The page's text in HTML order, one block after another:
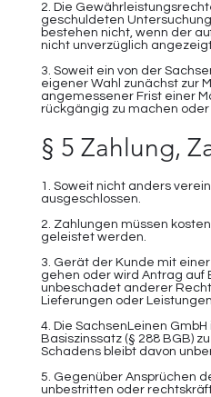
2. Die
geschuldeten
bestehen nicht, wenn der
nicht unverzüglich
3. Soweit ein von der
eigener Wahl zunächst zur
angemessener Frist einer
rückgängig zu machen
§ 5 Zahlung,
1. Soweit nicht anders
ausgeschlossen.
2. Zahlungen müssen
geleistet werden.
3. Gerät der Kunde mit
gehen oder wird Antrag auf
unbeschadet anderer
Lieferungen oder
4. Die SachsenLeinen
Basiszinssatz (§ 288 BGB)
Schadens bleibt davon
5. Gegenüber Ansprüchen
unbestritten oder